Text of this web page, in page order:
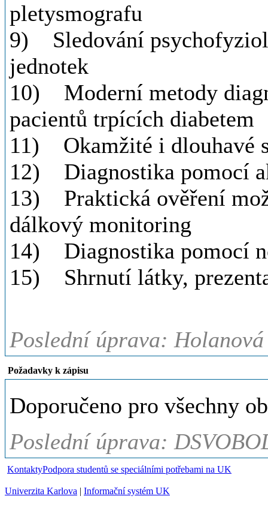
pletysmografu
9) Sledování
jednotek
10) Moderní metody
pacientů trpících diabetem
11) Okamžité i dlouhavé
12) Diagnostika pomocí
13) Praktická ověření
dálkový monitoring
14) Diagnostika pomocí
15) Shrnutí látky,
Poslední úprava:
Požadavky k zápisu
Doporučeno pro všechny
Poslední úprava:
KontaktyPodpora studentů se speciálními potřebami na UK
Univerzita Karlova | Informační systém UK